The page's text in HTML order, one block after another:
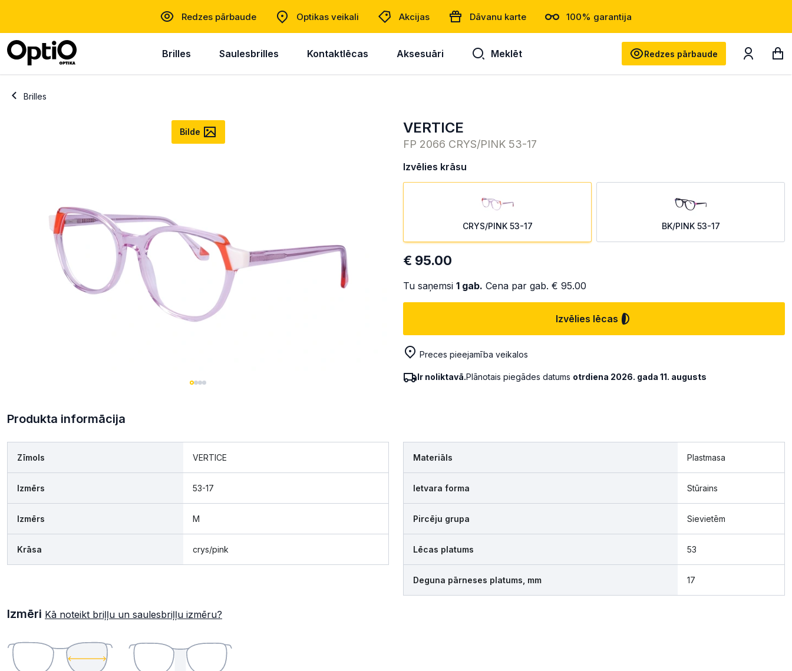
Redzes pārbaude Optikas veikali Akcijas Dāvanu karte 100% garantija
Brilles Saulesbrilles Kontaktlēcas Aksesuāri Meklēt Redzes pārbaude
Brilles
Bilde VERTICE
FP 2066 CRYS/PINK 53-17
Izvēlies krāsu
CRYS/PINK 53-17 BK/PINK 53-17
€ 95.00
Tu saņemsi 1 gab. Cena par gab. € 95.00
Izvēlies lēcas
Preces pieejamība veikalos
Ir noliktavā.Plānotais piegādes datums otrdiena 2026. gada 11. augusts
Produkta informācija
Zīmols VERTICE
Izmērs 53-17
Izmērs M
Krāsa crys/pink
Materiāls Plastmasa
Ietvara forma Stūrains
Pircēju grupa Sievietēm
Lēcas platums 53
Deguna pārneses platums, mm 17
Izmēri Kā noteikt briļļu un saulesbriļļu izmēru?